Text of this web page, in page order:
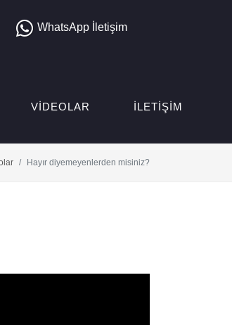
WhatsApp İletişim
VIDEOLAR İLETIŞIM
Hayır diyemeyenlerden misiniz?